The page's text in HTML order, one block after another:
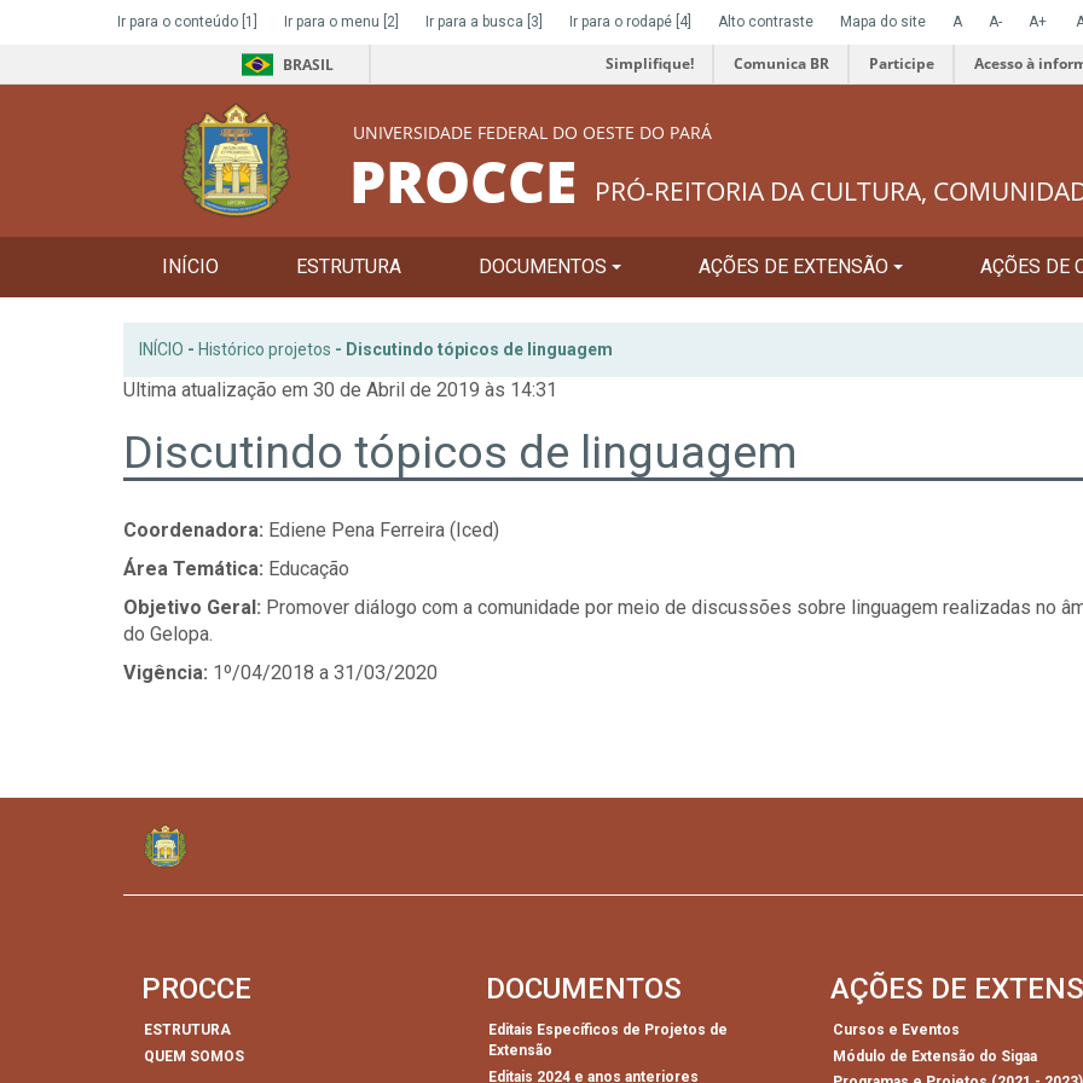
Ir para o conteúdo [1] Ir para o menu [2] Ir para a busca [3] Ir para o rodapé [4] Alto contraste Mapa do site A A- A+
BRASIL Simplifique! Comunica BR Participe Acesso à
UNIVERSIDADE FEDERAL DO OESTE DO PARÁ
PROCCE PRÓ-REITORIA DA CULTURA,
INÍCIO ESTRUTURA DOCUMENTOS AÇÕES DE EXTENSÃO AÇÕES DE
INÍCIO - Histórico projetos - Discutindo tópicos de linguagem
Ultima atualização em 30 de Abril de 2019 às 14:31
Discutindo tópicos de linguagem
Coordenadora: Ediene Pena Ferreira (Iced)
Área Temática: Educação
Objetivo Geral: Promover diálogo com a comunidade por meio de discussões sobre linguagem realizadas no
do Gelopa.
Vigência: 1º/04/2018 a 31/03/2020
PROCCE
ESTRUTURA
QUEM SOMOS
DOCUMENTOS
Editais Específicos de Projetos de
Extensão
Editais 2024 e anos anteriores
AÇÕES DE
Cursos e Eventos
Módulo de Extensão do Sigaa